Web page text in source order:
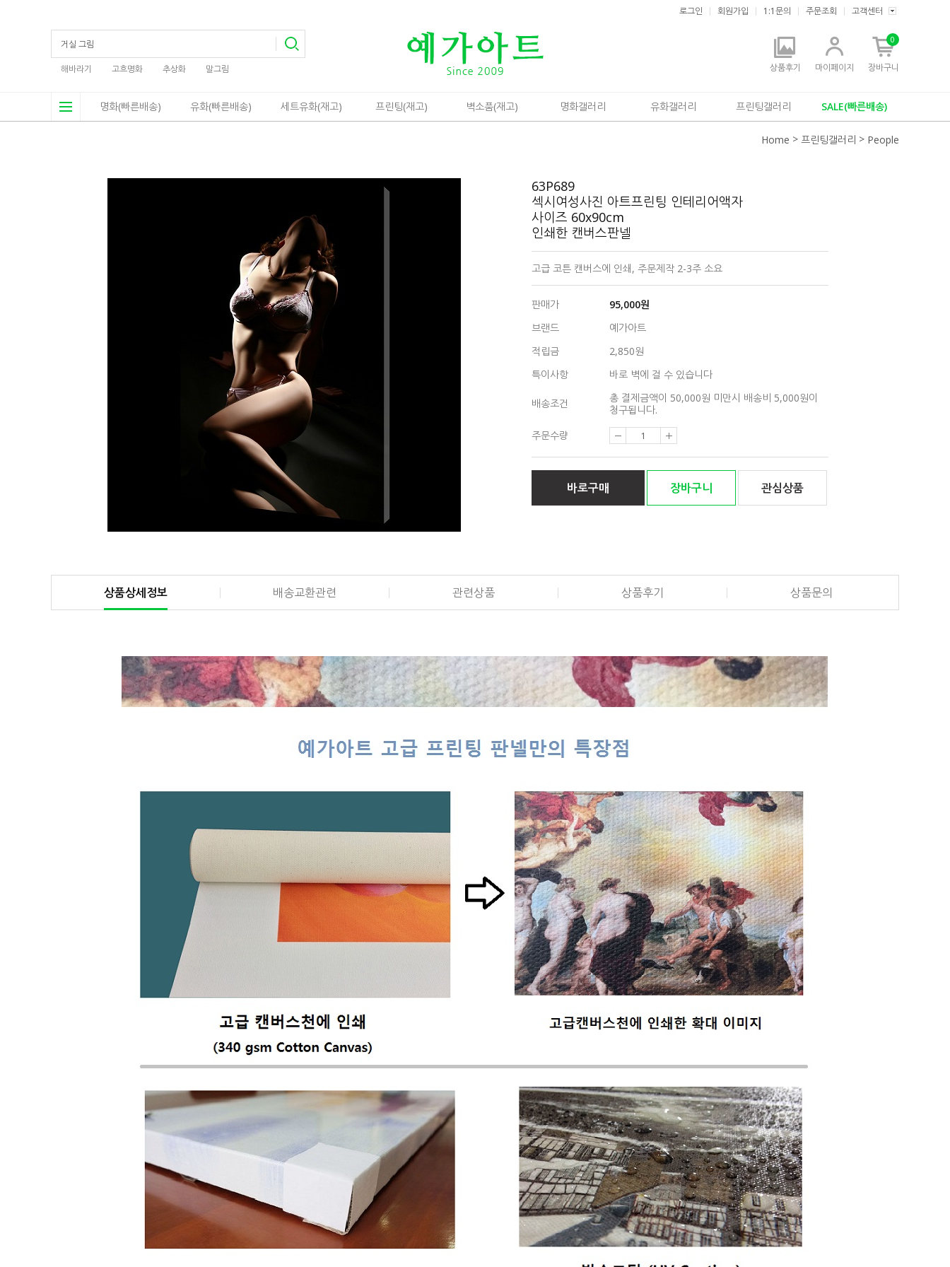
해바라기 고흐명화 추상화 말그림
로그인 회원가입 1:1문의 주문조회 고객센터
상품후기 마이페이지 장바구니
0
명화(빠른배송) 유화(빠른배송) 세트유화(재고) 프린팅(재고) 벽소품(재고) 명화갤러리 유화갤러리 프린팅갤러리 SALE(빠른배송)
Home > 프린팅갤러리 > People
63P689
섹시여성사진 아트프린팅 인테리어액자
사이즈 60x90cm
인쇄한 캔버스판넬
고급 코튼 캔버스에 인쇄, 주문제작 2-3주 소요
판매가 95,000원
브랜드
예가아트
적립금
2,850원
특이사항
바로 벽에 걸 수 있습니다
배송조건
총 결제금액이 50,000원 미만시 배송비 5,000원이
청구됩니다.
주문수량
바로구매 장바구니 관심상품
상품상세정보 배송교환관련 관련상품 상품후기 상품문의